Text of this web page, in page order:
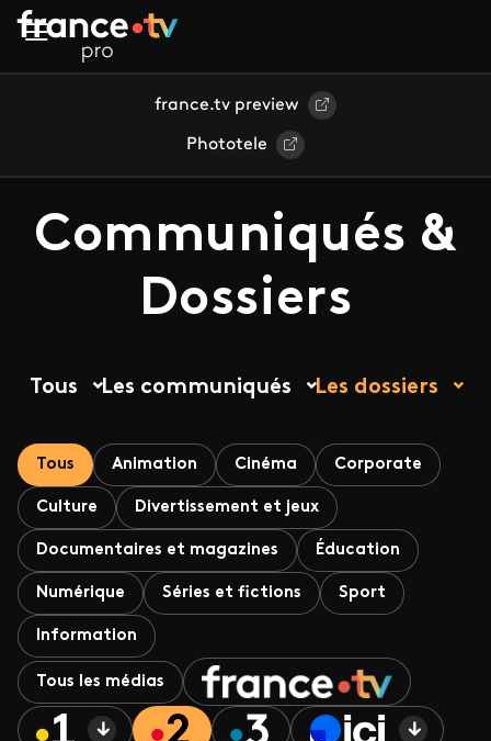
Aller au contenu principal
france.tv preview
Phototele
Communiqués &
Dossiers
Tous Les communiqués Les dossiers
Tous Animation Cinéma Corporate
Culture Divertissement et jeux
Documentaires et magazines Éducation
Numérique Séries et fictions Sport
Information
Tous les médias